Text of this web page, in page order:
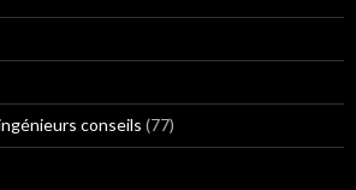
conseils (77)